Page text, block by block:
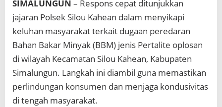
n
B
M
p
l
o
s
a
n
SIMALUNGUN – Respons cepat ditunjukkan
jajaran Polsek Silou Kahean dalam menyikapi
keluhan masyarakat terkait dugaan peredaran
Bahan Bakar Minyak (BBM) jenis Pertalite oplosan
di wilayah Kecamatan Silou Kahean, Kabupaten
Simalungun. Langkah ini diambil guna memastikan
perlindungan konsumen dan menjaga kondusivitas
di tengah masyarakat.